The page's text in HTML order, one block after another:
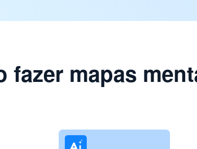
fazer mapas